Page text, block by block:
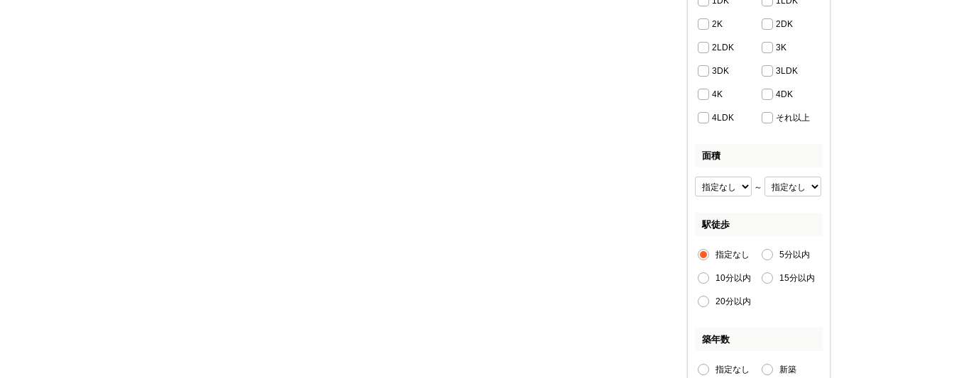
2K 2DK
2LDK 3K
3DK 3LDK
4K 4DK
4LDK それ以上
面積
～
駅徒歩
指定なし 5分以内
10分以内 15分以内
20分以内
築年数
指定なし 新築